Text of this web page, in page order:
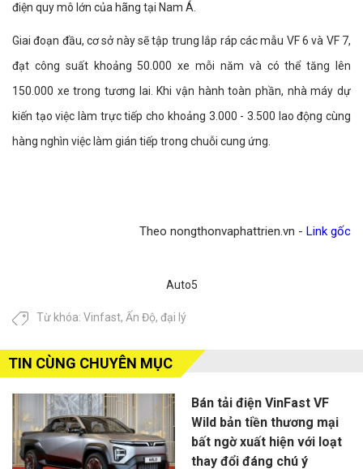
điện quy mô lớn của hãng tại Nam Á.
Giai đoạn đầu, cơ sở này sẽ tập trung lắp ráp các mẫu VF 6 và VF 7,
đạt công suất khoảng 50.000 xe mỗi năm và có thể tăng lên
150.000 xe trong tương lai. Khi vận hành toàn phần, nhà máy dự
kiến tạo việc làm trực tiếp cho khoảng 3.000 - 3.500 lao động cùng
hàng nghìn việc làm gián tiếp trong chuỗi cung ứng.
Theo nongthonvaphattrien.vn - Link gốc
Auto5
Từ khóa: Vinfast, Ấn Độ, đại lý
TIN CÙNG CHUYÊN MỤC
Bán tải điện VinFast VF
Wild bản tiền thương mại
bất ngờ xuất hiện với loạt
thay đổi đáng chú ý